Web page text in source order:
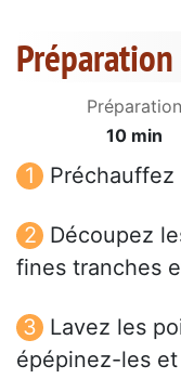
Préparation
Préparation
10 min
Préchauffez
Découpez
fines tranches
Lavez les
épépinez-les